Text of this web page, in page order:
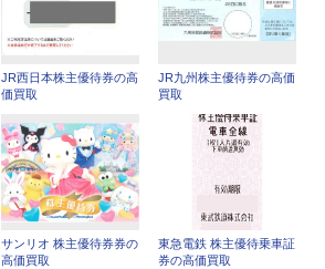
JR西日本株主優待券の高
価買取
JR九州株主優待券の高価
買取
サンリオ 株主優待券券の
高価買取
東急電鉄 株主優待乗車証
券の高価買取